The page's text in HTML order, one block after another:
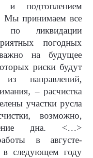
и подтоплением
Мы принимаем все
по ликвидации
погодных
на будущее
риски будут
направлений,
– расчистка
участки русла
возможно,
дна. <…>
в августе-
в следующем году